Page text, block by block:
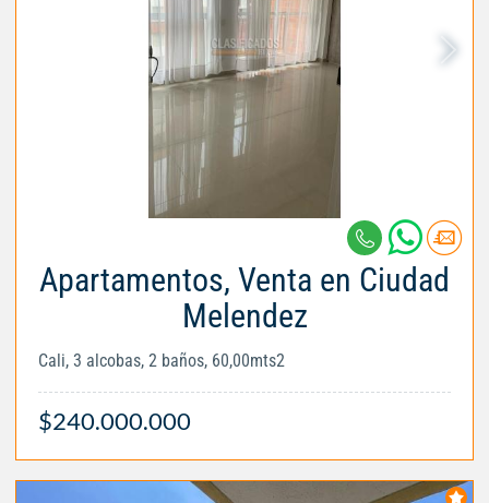
Apartamentos, Venta en Ciudad
Melendez
Cali, 3 alcobas, 2 baños, 60,00mts2
$240.000.000